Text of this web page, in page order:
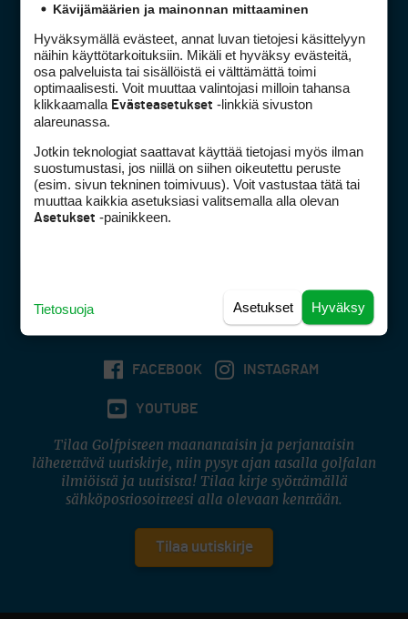
Mediahinnasto
Tietoa verkon kävijöistä
Golfpisteen yhteystiedot
Asiakaspalvelu
Digipalvelut(09) 156 6227
Avoinna ma–pe 8–16
Evästeasetukset
FACEBOOK INSTAGRAM
YOUTUBE
Tilaa Golfpisteen maanantaisin ja perjantaisin
lähetettävä uutiskirje, niin pysyt ajan tasalla golfalan
ilmiöistä ja uutisista! Tilaa kirje syöttämällä
sähköpostiosoitteesi alla olevaan kenttään.
Tilaa uutiskirje
Kävijämäärien ja mainonnan mittaaminen
Hyväksymällä evästeet, annat luvan tietojesi käsittelyyn
näihin käyttötarkoituksiin. Mikäli et hyväksy evästeitä,
osa palveluista tai sisällöistä ei välttämättä toimi
optimaalisesti. Voit muuttaa valintojasi milloin tahansa
klikkaamalla Evästeasetukset -linkkiä sivuston
alareunassa.
Jotkin teknologiat saattavat käyttää tietojasi myös ilman
suostumustasi, jos niillä on siihen oikeutettu peruste
(esim. sivun tekninen toimivuus). Voit vastustaa tätä tai
muuttaa kaikkia asetuksiasi valitsemalla alla olevan
Asetukset -painikkeen.
Hyväksy
Asetukset
Tietosuoja